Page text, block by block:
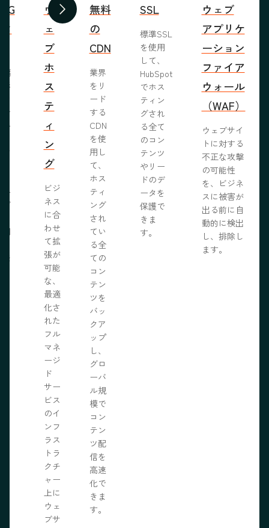
前へ 次へ
編
形
ル
ル
ブ
ウ
ェ
ブ
ホ
ス
テ
ィ
ン
グ
ビジ
ネス
に合
わせ
て拡
張が
可能
な、
最適
化さ
れた
フル
マネ
ージ
ド
サー
ビス
のイ
ンフ
ラス
トラ
クチ
ャー
上に
ウェ
ブサ
無料
の
CDN
業界
をリ
ード
する
CDN
を使
用し
て、
ホス
ティ
ング
され
てい
る全
ての
コン
テン
ツを
バッ
クア
ップ
し、
グロ
ーバ
ル規
模で
コン
テン
ツ配
信を
高速
化で
きま
す。
SSL
標準SSL
を使用
して、
HubSpot
でホス
ティン
グされ
る全て
のコン
テンツ
やリー
ドのデ
ータを
保護で
きま
す。
ウェブ
アプリケ
ーション
ファイア
ウォール
（WAF）
ウェブサイ
トに対する
不正な攻撃
の可能性
を、ビジネ
スに被害が
出る前に自
動的に検出
し、排除し
ます。